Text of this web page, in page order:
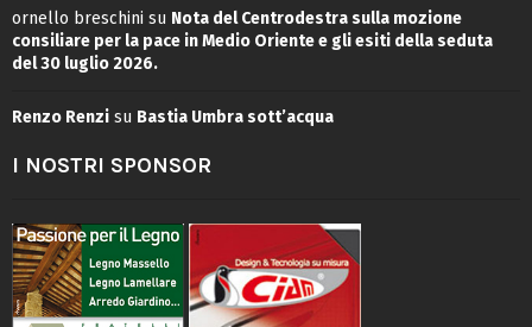
ornello breschini su Nota del Centrodestra sulla mozione
consiliare per la pace in Medio Oriente e gli esiti della seduta
del 30 luglio 2026.
Renzo Renzi su Bastia Umbra sott’acqua
I NOSTRI SPONSOR